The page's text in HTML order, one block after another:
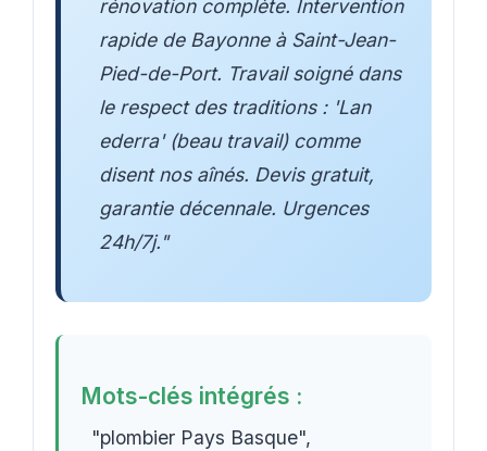
rénovation complète. Intervention
rapide de Bayonne à Saint-Jean-
Pied-de-Port. Travail soigné dans
le respect des traditions : 'Lan
ederra' (beau travail) comme
disent nos aînés. Devis gratuit,
garantie décennale. Urgences
24h/7j."
Mots-clés intégrés :
"plombier Pays Basque",